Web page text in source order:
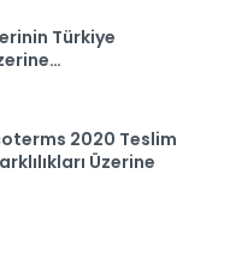
Türkiye
2020 Teslim
Üzerine